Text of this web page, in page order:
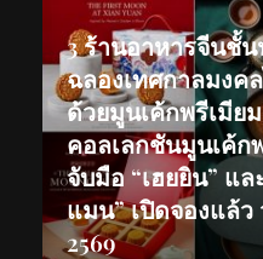
3 ร้านอาหารจีนชั้
ฉลองเทศกาลมงค
ด้วยมูนเค้กพรีเมีย
คอลเลกชันมูนเค้ก
จับมือ “เฮยยิน” แ
แมน” เปิดจองแล้ว
2569